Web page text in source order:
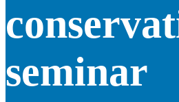
seminar